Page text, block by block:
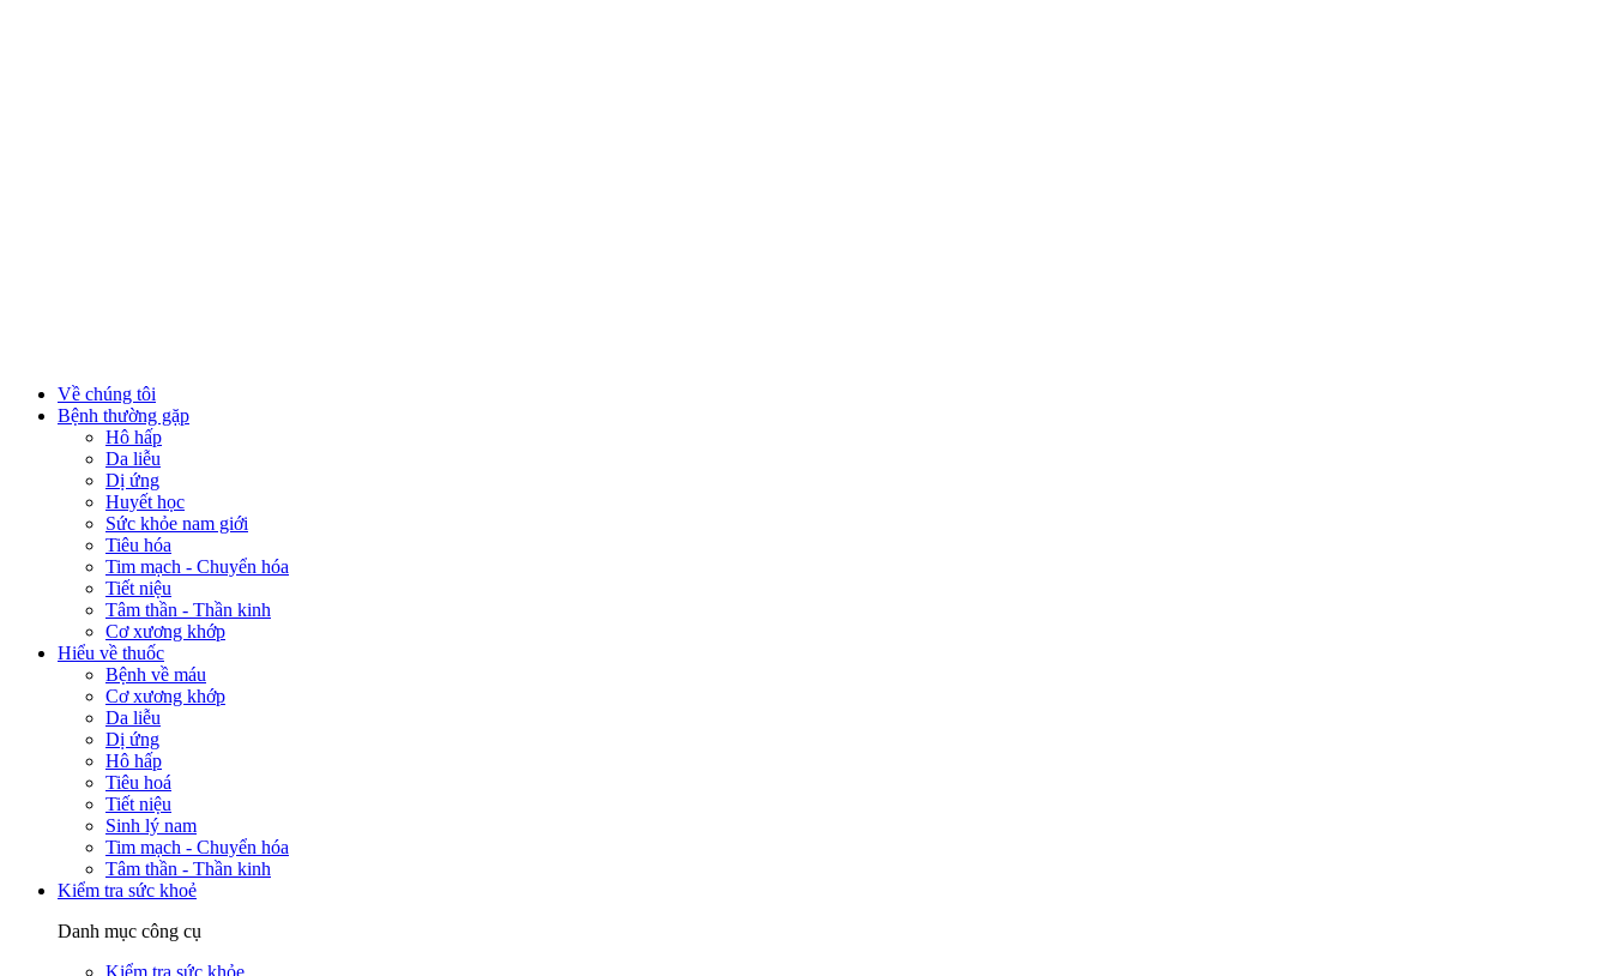
Về chúng tôi
Bệnh thường gặp
Hô hấp
Da liễu
Dị ứng
Huyết học
Sức khỏe nam giới
Tiêu hóa
Tim mạch - Chuyển hóa
Tiết niệu
Tâm thần - Thần kinh
Cơ xương khớp
Hiểu về thuốc
Bệnh về máu
Cơ xương khớp
Da liễu
Dị ứng
Hô hấp
Tiêu hoá
Tiết niệu
Sinh lý nam
Tim mạch - Chuyển hóa
Tâm thần - Thần kinh
Kiểm tra sức khoẻ
Danh mục công cụ
Kiểm tra sức khỏe